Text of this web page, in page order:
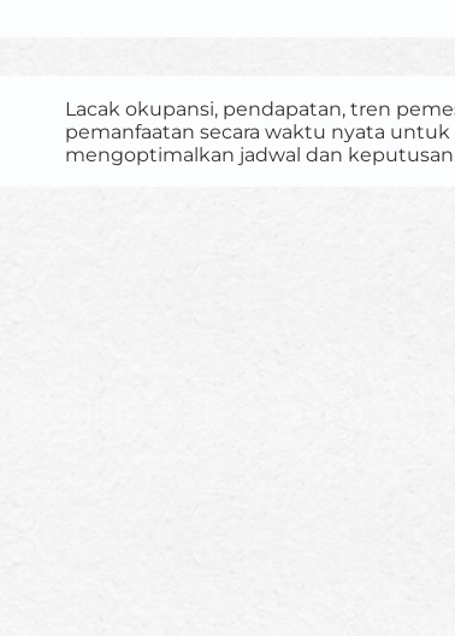
Lacak okupansi, pendapatan, tren
pemanfaatan secara waktu nyata untuk
mengoptimalkan jadwal dan keputusan